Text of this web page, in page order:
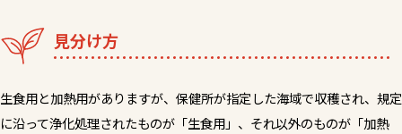
見分け方
生食用と加熱用がありますが、保健所が指定した海域で収穫され、規定
に沿って浄化処理されたものが「生食用」、それ以外のものが「加熱